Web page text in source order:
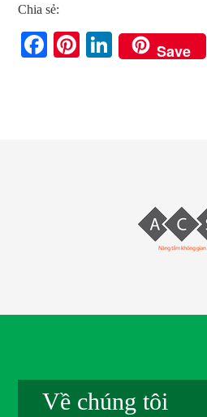
Chia sẻ:
Facebook
Pinterest
LinkedIn
Save
Về chúng tôi